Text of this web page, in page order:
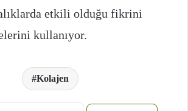
etkili olduğu fikrini
kullanıyor.
Kolajen